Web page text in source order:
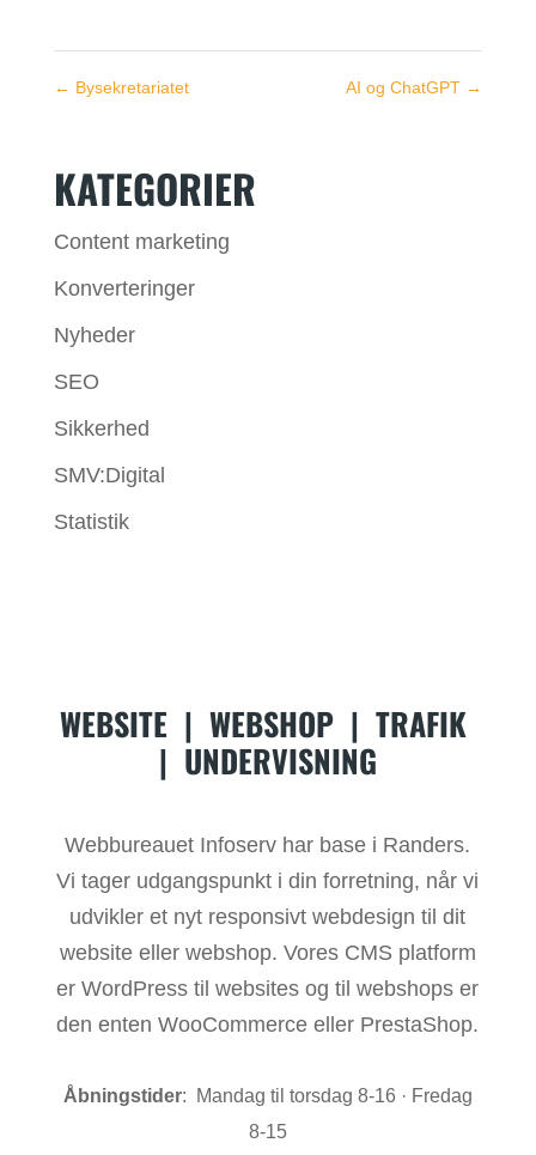
← Bysekretariatet AI og ChatGPT →
KATEGORIER
Content marketing
Konverteringer
Nyheder
SEO
Sikkerhed
SMV:Digital
Statistik
WEBSITE |WEBSHOP |TRAFIK
| UNDERVISNING
Webbureauet Infoserv har base i Randers.
Vi tager udgangspunkt i din forretning, når vi
udvikler et nyt responsivt webdesign til dit
website eller webshop. Vores CMS platform
er WordPress til websites og til webshops er
den enten WooCommerce eller PrestaShop.
Åbningstider: Mandag til torsdag 8-16 · Fredag
8-15